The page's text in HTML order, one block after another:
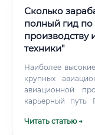
Сколько
полный гид
техники"
Наиболее
крупных
авиационной
карьерный путь
обслуживанию.
Читать статью →